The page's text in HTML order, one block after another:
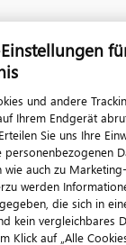
und andere
Ihrem Endgerät
Sie uns Ihre
wie auch zu
werden
die sich in
kein vergleichbares
Klick auf „Alle